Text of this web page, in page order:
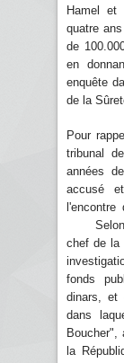
Hamel et
quatre
de
en
enquête
de la
Pour
tribunal
années
accusé
l'encontre
Selon le
chef de la
fonds
dinars, et
dans
Boucher",
la